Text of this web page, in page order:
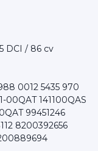
DCI / 86 cv
0012 5435 970
00QAT 141100QAS
99451246
8200392656